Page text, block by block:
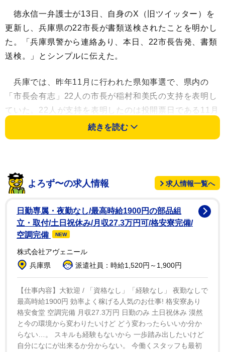
徳永信一弁護士が13日、自身のX（旧ツイッター）を
更新し、兵庫県の22市長が書類送検されたことを明かし
た。「兵庫県警から連絡あり、本日、22市長告発、書類
送検。」とシンプルに伝えた。
兵庫では、昨年11月に行われた県知事選で、県内の
「市長会有志」22人の市長が稲村和美氏の支持を表明し
ていた。22人が支持を表明したのは投開票日である11月
17日直前の同14日だった。「市長会有志」の会見では谷
口芳紀・相生市長が机をバンバンたたいて主張する姿も
結局、斎藤元彦氏が再選。その後、この22市長の稲村
氏支持表明は公職選挙法違反（公務員の地位利用による
選挙運動の禁止）に当たるとして、県内の女性が22市長
を兵庫県警と神戸地検に告発していた。徳永弁護士は女
性の代理人を務めている。
くしくもこの日、2023年に兵庫県で実施されたプロ野
パレードについて、協賛金を集めるために金融機関への
補助金を増額して県に損害を与えたとして、市民団体か
ら刑事告発されていた斎藤知事と片山安孝元副知事が書
類送検されたことが報じられていた。22市長、斎藤知
事・片山元副知事、双方とも捜査の書類が検察に送致さ
続きを読む
よろず〜の求人情報 求人情報一覧へ
日勤専属・夜勤なし/最高時給1900円の部品組
立・取付/土日祝休み/月収27.3万円可/格安寮完備/
空調完備
NEW
株式会社アヴェニール
兵庫県
派遣社員：時給1,520円～1,900円
【仕事内容】大歓迎 / 「資格なし」「経験なし」 夜勤なしで
最高時給1900円 効率よく稼げる人気のお仕事! 格安寮あり
格安食堂 空調完備 月収27.3万円 日勤のみ 土日祝休み 漠然
と今の環境から変わりたいけど どう変わったらいいか分か
らない…。 スキルも経験もないから 一歩踏み出したいけど
自分になにが出来るか分からない。 今働くスタッフも最初